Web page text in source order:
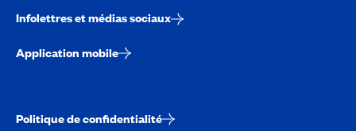
Infolettres et médias sociaux
Application mobile
Politique de confidentialité